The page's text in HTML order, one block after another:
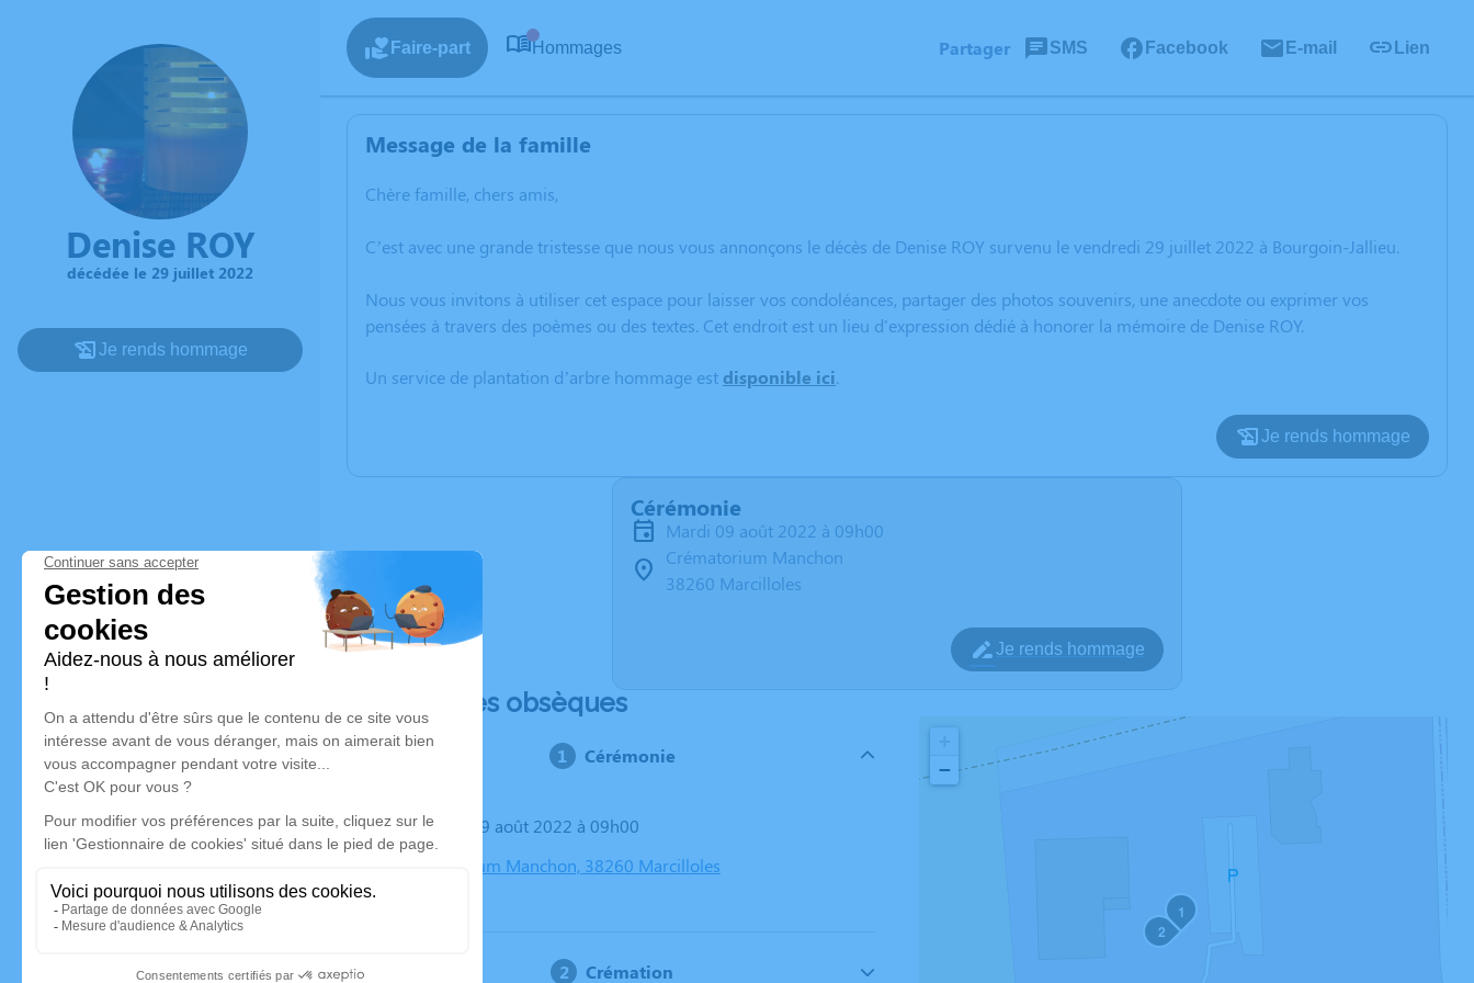
Denise ROY
décédée le 29 juillet 2022
Je rends hommage
Faire-part Hommages Partager SMS Facebook E-mail Lien
Message de la famille
Chère famille, chers amis,
C’est avec une grande tristesse que nous vous annonçons le décès de Denise ROY survenu le vendredi 29 juillet 2022 à Bourgoin-Jallieu.
Nous vous invitons à utiliser cet espace pour laisser vos condoléances, partager des photos souvenirs, une anecdote ou exprimer vos
pensées à travers des poèmes ou des textes. Cet endroit est un lieu d'expression dédié à honorer la mémoire de Denise ROY.
Un service de plantation d’arbre hommage est disponible ici.
Je rends hommage
Cérémonie
mardi 09 août 2022 à 09h00
Crématorium Manchon
38260 Marcilloles
Je rends hommage
Déroulé des obsèques
Cérémonie
Le mardi 09 août 2022 à 09h00
Crématorium Manchon, 38260 Marcilloles
Crémation
1
2
−